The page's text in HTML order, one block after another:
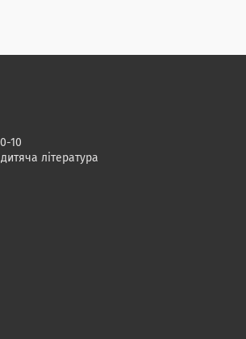
10
література